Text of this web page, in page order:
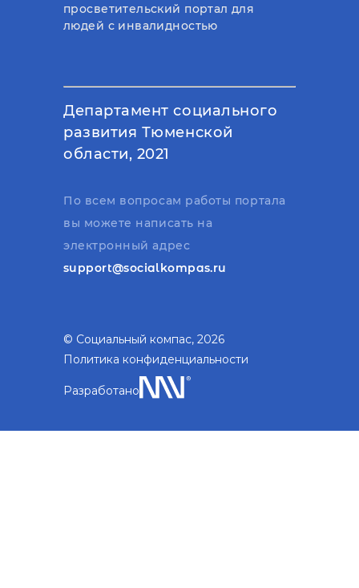
просветительский портал для
людей с инвалидностью
Департамент социального
развития Тюменской
области, 2021
По всем вопросам работы портала
вы можете написать на
электронный адрес
support@socialkompas.ru
© Социальный компас, 2026
Политика конфиденциальности
Разработано